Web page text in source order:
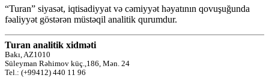
“Turan” siyasət, iqtisadiyyat və cəmiyyət həyatının qovuşuğunda
fəaliyyət göstərən müstəqil analitik qurumdur.
Turan analitik xidməti
Bakı, AZ1010
Süleyman Rəhimov küç.,186, Mən. 24
Tel.: (+99412) 440 11 96